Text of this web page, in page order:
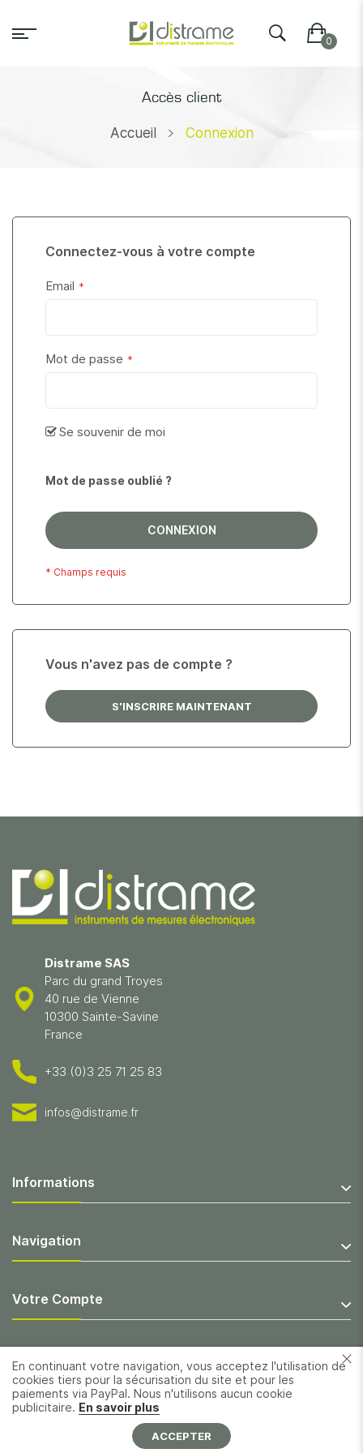
En continuant votre navigation, vous acceptez l'utilisation de
cookies tiers pour la sécurisation du site et pour les
paiements via PayPal. Nous n'utilisons aucun cookie
publicitaire. En savoir plus
ACCEPTER
Accès client
Accueil Connexion
Connectez-vous à votre compte
Email
Mot de passe
Se souvenir de moi
Mot de passe oublié ?
CONNEXION
Vous n'avez pas de compte ?
S'INSCRIRE MAINTENANT
Distrame SAS
Parc du grand Troyes
40 rue de Vienne
10300 Sainte-Savine
France
+33 (0)3 25 71 25 83
infos@distrame.fr
Informations
Navigation
Votre Compte